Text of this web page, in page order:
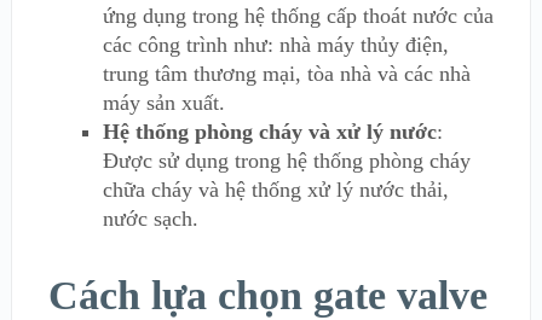
ứng dụng trong hệ thống cấp thoát nước của
các công trình như: nhà máy thủy điện,
trung tâm thương mại, tòa nhà và các nhà
máy sản xuất.
Hệ thống phòng cháy và xử lý nước:
Được sử dụng trong hệ thống phòng cháy
chữa cháy và hệ thống xử lý nước thải,
nước sạch.
Cách lựa chọn gate valve